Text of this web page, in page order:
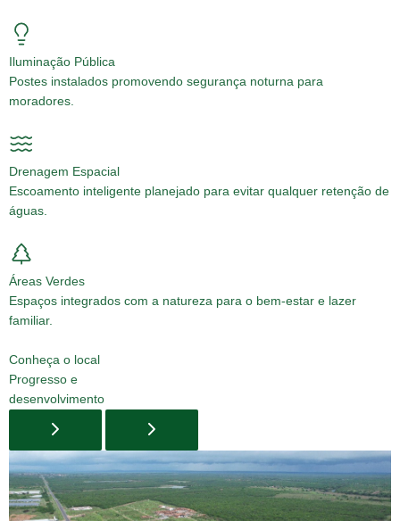
Iluminação Pública
Postes instalados promovendo segurança noturna para
moradores.
Drenagem Espacial
Escoamento inteligente planejado para evitar qualquer retenção de
águas.
Áreas Verdes
Espaços integrados com a natureza para o bem-estar e lazer
familiar.
Conheça o local
Progresso e
desenvolvimento